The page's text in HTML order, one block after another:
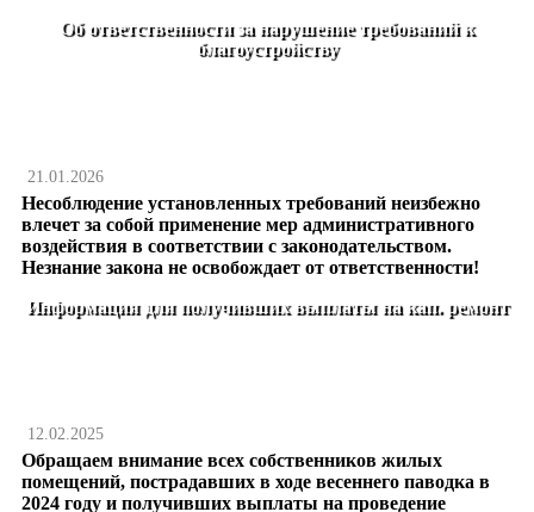
Об ответственности за нарушение требований к
благоустройству
21.01.2026
Несоблюдение установленных требований неизбежно
влечет за собой применение мер административного
воздействия в соответствии с законодательством.
Незнание закона не освобождает от ответственности!
Информация для получивших выплаты на кап. ремонт
12.02.2025
Обращаем внимание всех собственников жилых
помещений, пострадавших в ходе весеннего паводка в
2024 году и получивших выплаты на проведение